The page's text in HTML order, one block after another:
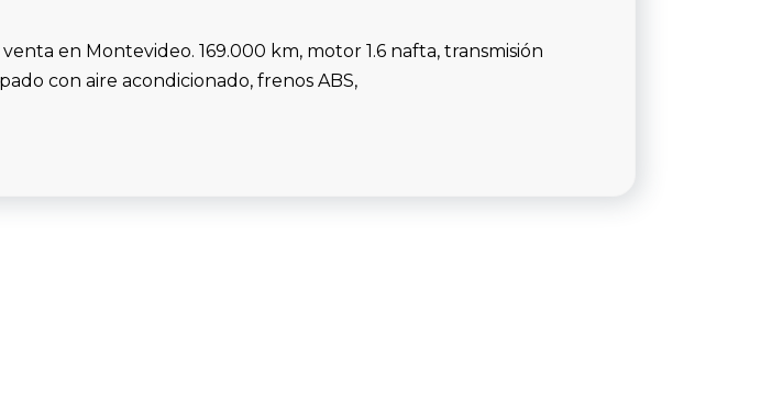
en Montevideo. 169.000 km, motor 1.6 nafta, transmisión
con aire acondicionado, frenos ABS,